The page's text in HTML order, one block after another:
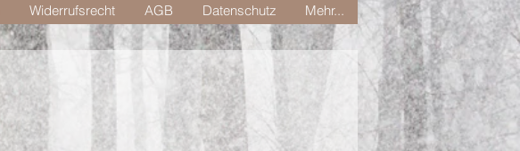
Widerrufsrecht AGB Datenschutz Mehr...